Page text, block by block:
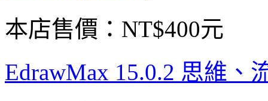
本店售價： NT$400元
EdrawMax 15.0.2 思維